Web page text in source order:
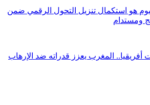
هو استكمال تنزيل التحول الرقمي ضمن
ومستدام
المغرب يعزز قدراته ضد الإرهاب